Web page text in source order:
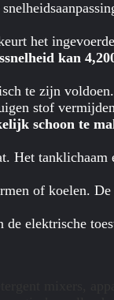
het
kan
te zijn
stof
schoon te
Het tanklichaam
of koelen.
elektrische